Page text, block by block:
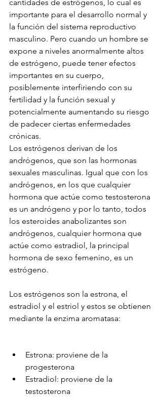
cantidades de estrógenos, lo cual es
importante para el desarrollo normal y
la función del sistema reproductivo
masculino. Pero cuando un hombre se
expone a niveles anormalmente altos
de estrógeno, puede tener efectos
importantes en su cuerpo,
posiblemente interfiriendo con su
fertilidad y la función sexual y
potencialmente aumentando su riesgo
de padecer ciertas enfermedades
crónicas.
Los estrógenos derivan de los
andrógenos, que son las hormonas
sexuales masculinas. Igual que con los
andrógenos, en los que cualquier
hormona que actúe como testosterona
es un andrógeno y por lo tanto, todos
los esteroides anabolizantes son
andrógenos, cualquier hormona que
actúe como estradiol, la principal
hormona de sexo femenino, es un
estrógeno.
Los estrógenos son la estrona, el
estradiol y el estriol y estos se obtienen
mediante la enzima aromatasa:
Estrona: proviene de la
progesterona
Estradiol: proviene de la
testosterona